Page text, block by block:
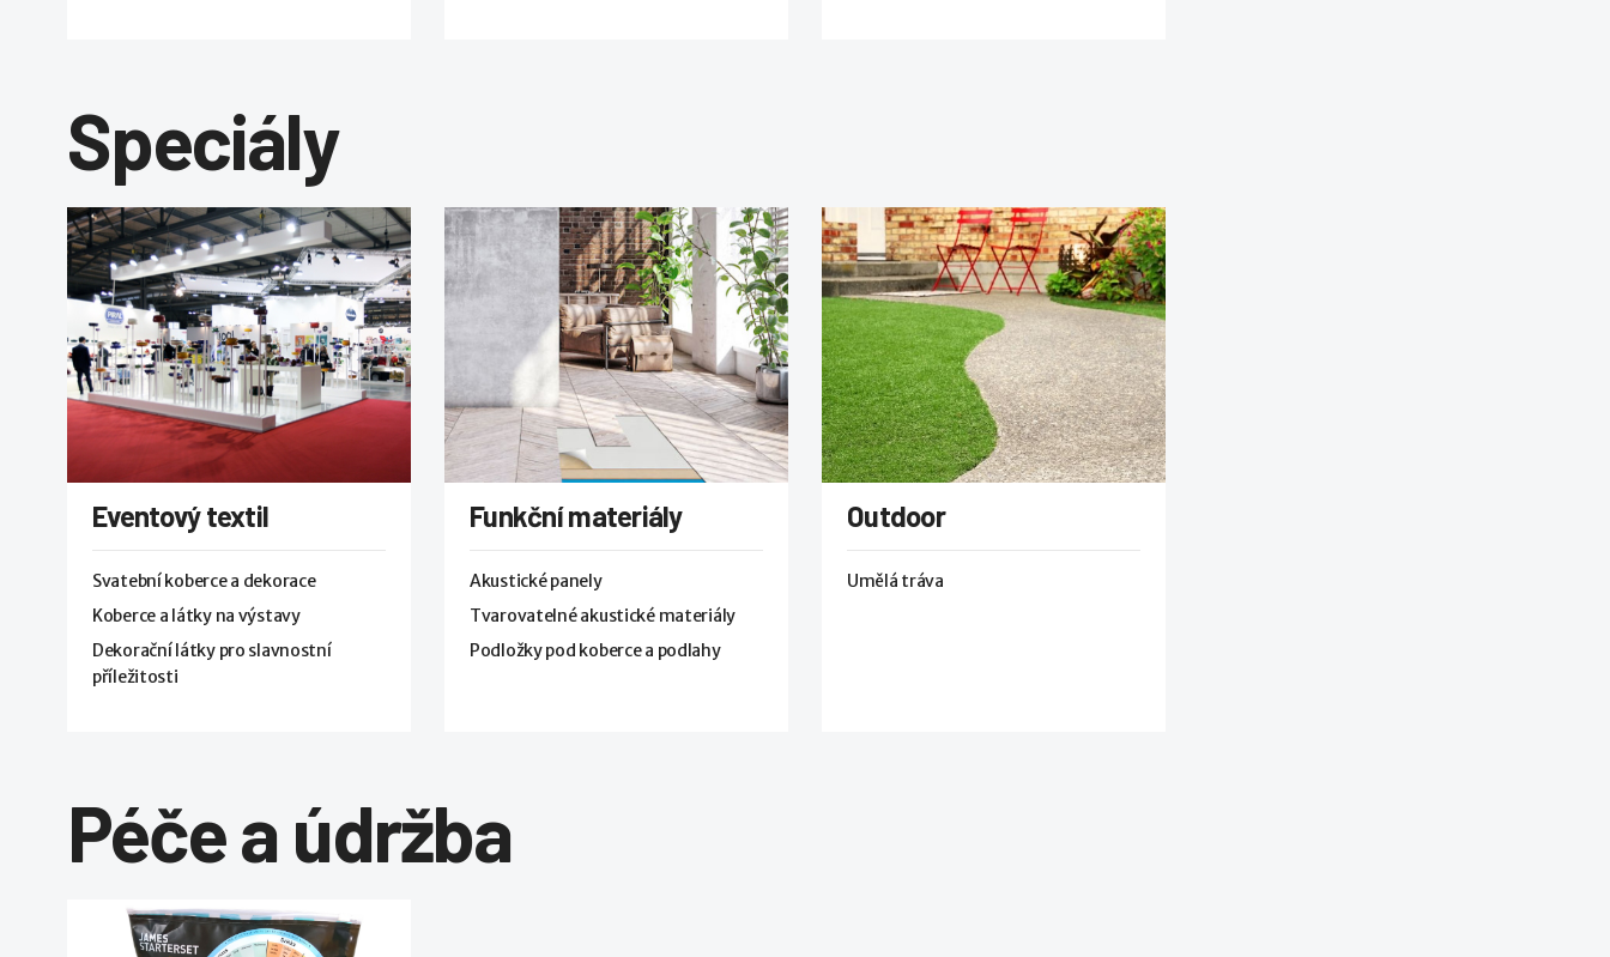
Speciály
Eventový textil
Svatební koberce a dekorace
Koberce a látky na výstavy
Dekorační látky pro slavnostní
příležitosti
Funkční materiály
Akustické panely
Tvarovatelné akustické materiály
Podložky pod koberce a podlahy
Outdoor
Umělá tráva
Péče a údržba